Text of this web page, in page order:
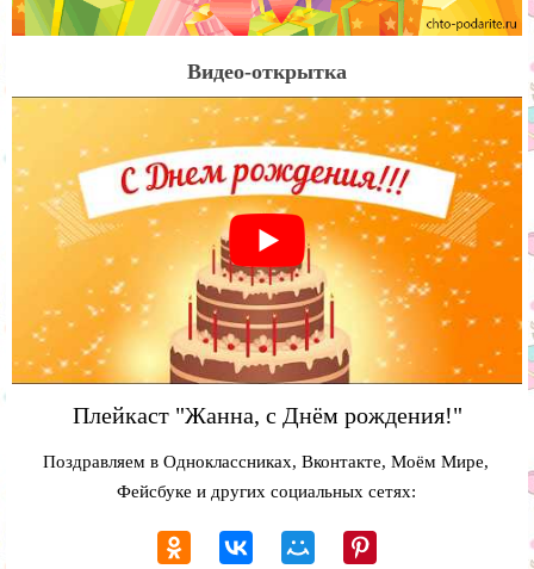
Видео-открытка
Плейкаст "Жанна, с Днём рождения!"
Поздравляем в Одноклассниках, Вконтакте, Моём Мире,
Фейсбуке и других социальных сетях: